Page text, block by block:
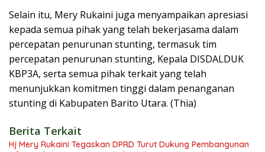
Selain itu, Mery Rukaini juga menyampaikan apresiasi
kepada semua pihak yang telah bekerjasama dalam
percepatan penurunan stunting, termasuk tim
percepatan penurunan stunting, Kepala DISDALDUK
KBP3A, serta semua pihak terkait yang telah
menunjukkan komitmen tinggi dalam penanganan
stunting di Kabupaten Barito Utara. (Thia)
Berita Terkait
Hj Mery Rukaini Tegaskan DPRD Turut Dukung Pembangunan